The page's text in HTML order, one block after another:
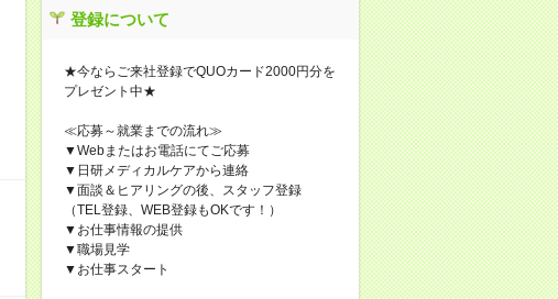
登録について
★今ならご来社登録でQUOカード2000円分を
プレゼント中★
≪応募～就業までの流れ≫
▼Webまたはお電話にてご応募
▼日研メディカルケアから連絡
▼面談＆ヒアリングの後、スタッフ登録
（TEL登録、WEB登録もOKです！）
▼お仕事情報の提供
▼職場見学
▼お仕事スタート